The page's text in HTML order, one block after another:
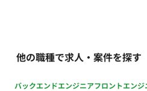
他の職種で求人・案件を探す
バックエンドエンジニアフロントエンジ